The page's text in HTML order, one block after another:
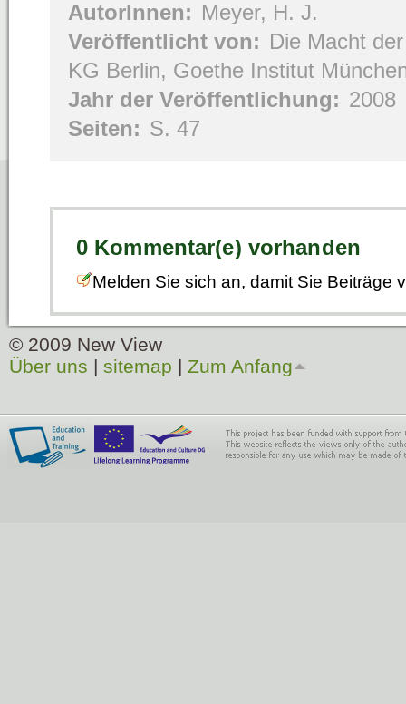
AutorInnen: Meyer, H. J.
Veröffentlicht von: Die Macht
KG Berlin, Goethe Institut
Jahr der Veröffentlichung: 2008
Seiten: S. 47
0 Kommentar(e) vorhanden
Melden Sie sich an, damit Sie Beiträge
© 2009 New View
Über uns | sitemap | Zum Anfang